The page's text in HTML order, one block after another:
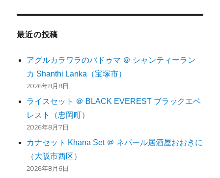
最近の投稿
アグルカラワラのバドゥマ ＠ シャンティーラン
カ Shanthi Lanka（宝塚市）
2026年8月8日
ライスセット ＠ BLACK EVEREST ブラックエベ
レスト（忠岡町）
2026年8月7日
カナセット Khana Set ＠ ネパール居酒屋おおきに
（大阪市西区）
2026年8月6日